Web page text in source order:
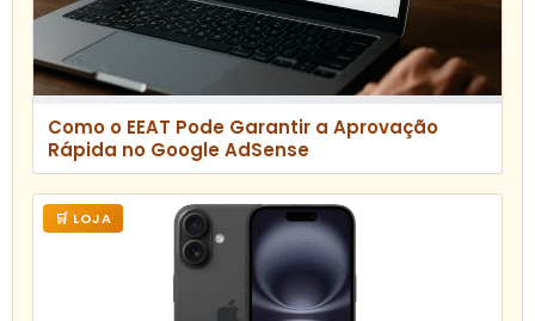
Como o EEAT Pode Garantir a Aprovação
Rápida no Google AdSense
🛒 LOJA